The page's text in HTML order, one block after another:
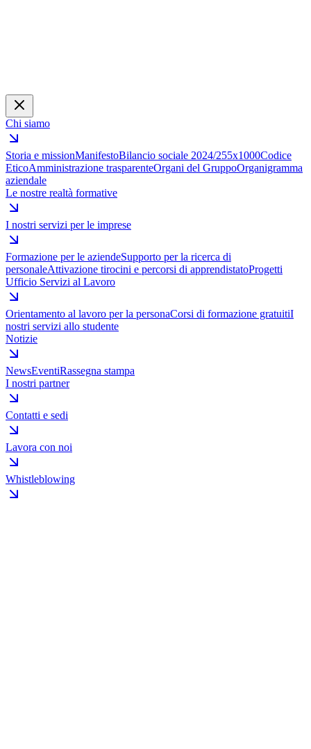
Chi siamo
Storia e missionManifestoBilancio sociale 2024/255x1000Codice
EticoAmministrazione trasparenteOrgani del GruppoOrganigramma
aziendale
Le nostre realtà formative
I nostri servizi per le imprese
Formazione per le aziendeSupporto per la ricerca di
personaleAttivazione tirocini e percorsi di apprendistatoProgetti
Ufficio Servizi al Lavoro
Orientamento al lavoro per la personaCorsi di formazione gratuitiI
nostri servizi allo studente
Notizie
NewsEventiRassegna stampa
I nostri partner
Contatti e sedi
Lavora con noi
Whistleblowing